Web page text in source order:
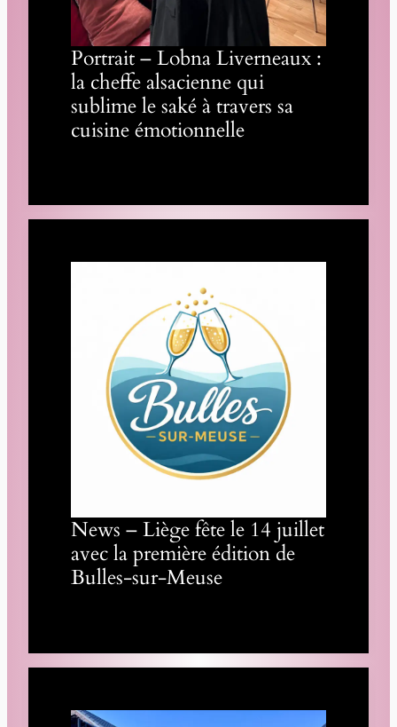
Portrait – Lobna Liverneaux :
la cheffe alsacienne qui
sublime le saké à travers sa
cuisine émotionnelle
News – Liège fête le 14 juillet
avec la première édition de
Bulles-sur-Meuse